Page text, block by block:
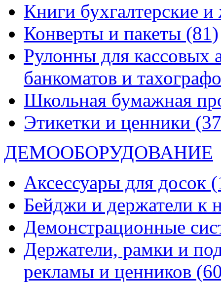
Книги бухгалтерские
Конверты и пакеты (81)
Рулонны для кассовых
банкоматов и
Школьная бумажная
Этикетки и ценники
ДЕМООБОРУДОВАНИЕ
Аксессуары для досок
Бейджи и держатели к
Демонстрационные
Держатели, рамки и
рекламы и ценников